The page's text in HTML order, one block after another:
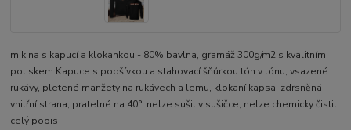
mikina s kapucí a klokankou - 80% bavlna, gramáž 300g/m2 s kvalitním
potiskem Kapuce s podšívkou a stahovací šňůrkou tón v tónu, vsazené
rukávy, pletené manžety na rukávech a lemu, klokaní kapsa, zdrsněná
vnitřní strana, pratelné na 40°, nelze sušit v sušičce, nelze chemicky čistit
celý popis